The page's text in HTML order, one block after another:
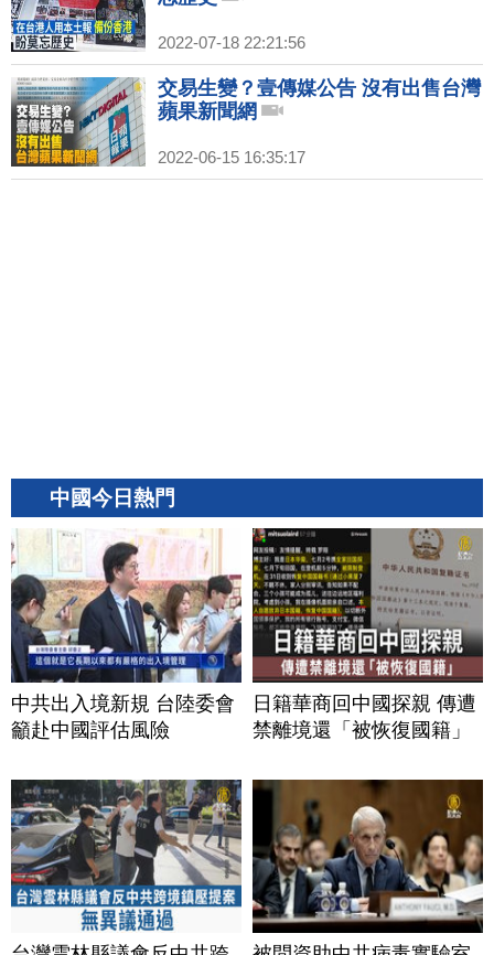
2022-07-18 22:21:56
交易生變？壹傳媒公告 沒有出售台灣
蘋果新聞網
2022-06-15 16:35:17
中國今日熱門
中共出入境新規 台陸委會
籲赴中國評估風險
日籍華商回中國探親 傳遭
禁離境還「被恢復國籍」